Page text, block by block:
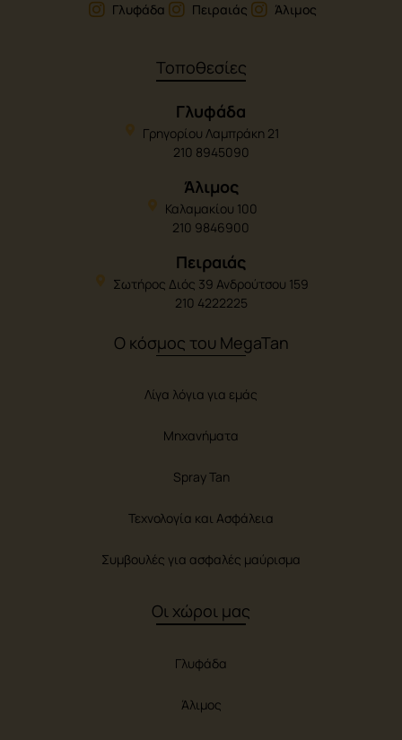
Γλυφάδα Πειραιάς Άλιμος
Τοποθεσίες
Γλυφάδα
Γρηγορίου Λαμπράκη 21
210 8945090
Άλιμος
Καλαμακίου 100
210 9846900
Πειραιάς
Σωτήρος Διός 39 Ανδρούτσου 159
210 4222225
Ο κόσμος του MegaTan
Λίγα λόγια για εμάς
Μηχανήματα
Spray Tan
Τεχνολογία και Ασφάλεια
Συμβουλές για ασφαλές μαύρισμα
Οι χώροι μας
Γλυφάδα
Άλιμος